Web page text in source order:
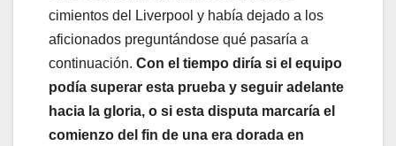
cimientos del Liverpool y había dejado a los
aficionados preguntándose qué pasaría a
continuación. Con el tiempo diría si el equipo
podía superar esta prueba y seguir adelante
hacia la gloria, o si esta disputa marcaría el
comienzo del fin de una era dorada en